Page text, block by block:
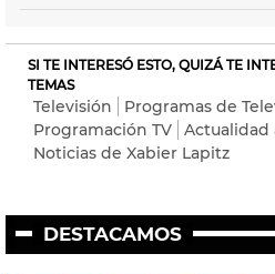
SI TE INTERESÓ ESTO, QUIZÁ TE
TEMAS
Televisión
Programas de
Programación TV
Actualidad
Noticias de Xabier Lapitz
DESTACAMOS